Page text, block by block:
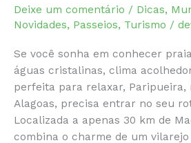
Deixe um comentário / Dicas,
Novidades, Passeios, Turismo /
Se você sonha em conhecer
águas cristalinas, clima
perfeita para relaxar,
Alagoas, precisa entrar no seu
Localizada a apenas 30 km de
combina o charme de um